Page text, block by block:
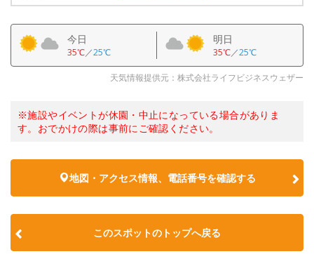
今日
35℃／25℃
明日
35℃／25℃
天気情報提供元：株式会社ライフビジネスウェザー
※施設やイベントが休園・中止になっている場合がありま
す。おでかけの際は事前にご確認ください。
地図・アクセス情報、電話番号を確認する
このスポットのトップへ戻る